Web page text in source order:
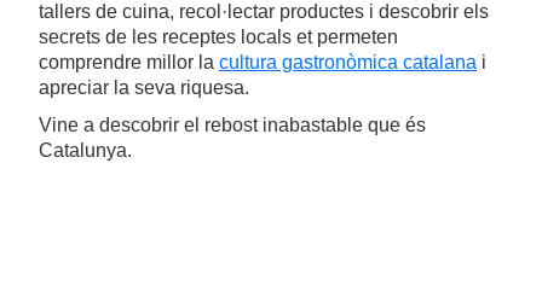
tallers de cuina, recol·lectar productes i descobrir els
secrets de les receptes locals et permeten
comprendre millor la cultura gastronòmica catalana i
apreciar la seva riquesa.
Vine a descobrir el rebost inabastable que és
Catalunya.